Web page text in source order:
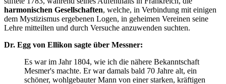
harmonischen Gesellschaften, welche, in Verbindung mit einigen
dem Mystizismus ergebenen Logen, in geheimen Vereinen seine
Lehre mitteilten und durch Versuche anzuwenden suchten.
Dr. Egg von Ellikon sagte über Messner:
Es war im Jahr 1804, wie ich die nähere Bekanntschaft
Mesmer's machte. Er war damals bald 70 Jahre alt, ein
schöner, wohlgebauter Mann von einer starken, kräftigen